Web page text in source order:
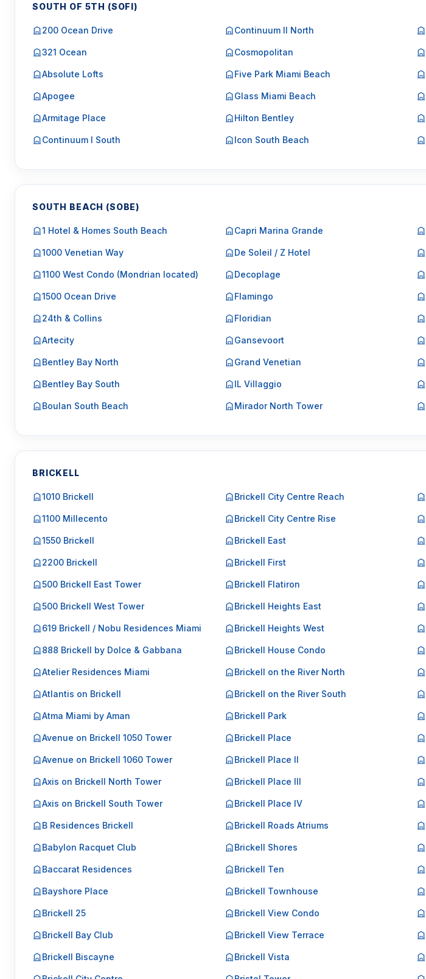
SOUTH OF 5TH (SOFI)
200 Ocean Drive
321 Ocean
Absolute Lofts
Apogee
Armitage Place
Continuum I South
Continuum II North
Cosmopolitan
Five Park Miami Beach
Glass Miami Beach
Hilton Bentley
Icon South Beach
SOUTH BEACH (SOBE)
1 Hotel & Homes South Beach
1000 Venetian Way
1100 West Condo (Mondrian located)
1500 Ocean Drive
24th & Collins
Artecity
Bentley Bay North
Bentley Bay South
Boulan South Beach
Capri Marina Grande
De Soleil / Z Hotel
Decoplage
Flamingo
Floridian
Gansevoort
Grand Venetian
IL Villaggio
Mirador North Tower
BRICKELL
1010 Brickell
1100 Millecento
1550 Brickell
2200 Brickell
500 Brickell East Tower
500 Brickell West Tower
619 Brickell / Nobu Residences Miami
888 Brickell by Dolce & Gabbana
Atelier Residences Miami
Atlantis on Brickell
Atma Miami by Aman
Avenue on Brickell 1050 Tower
Avenue on Brickell 1060 Tower
Axis on Brickell North Tower
Axis on Brickell South Tower
B Residences Brickell
Babylon Racquet Club
Baccarat Residences
Bayshore Place
Brickell 25
Brickell Bay Club
Brickell Biscayne
Brickell City Centre Reach
Brickell City Centre Rise
Brickell East
Brickell First
Brickell Flatiron
Brickell Heights East
Brickell Heights West
Brickell House Condo
Brickell on the River North
Brickell on the River South
Brickell Park
Brickell Place
Brickell Place II
Brickell Place III
Brickell Place IV
Brickell Roads Atriums
Brickell Shores
Brickell Ten
Brickell Townhouse
Brickell View Condo
Brickell View Terrace
Brickell Vista